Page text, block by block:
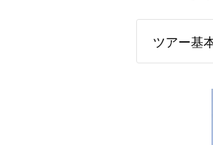
ツアー基